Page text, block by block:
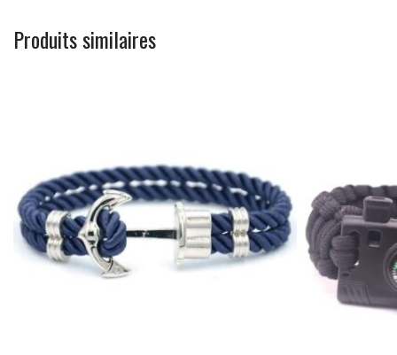
Produits similaires